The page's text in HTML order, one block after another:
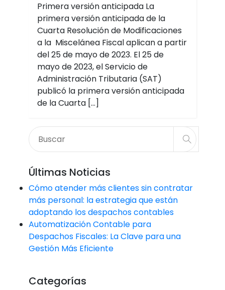
Primera versión anticipada La
primera versión anticipada de la
Cuarta Resolución de Modificaciones
a la Miscelánea Fiscal aplican a partir
del 25 de mayo de 2023. El 25 de
mayo de 2023, el Servicio de
Administración Tributaria (SAT)
publicó la primera versión anticipada
de la Cuarta […]
Últimas Noticias
Cómo atender más clientes sin contratar
más personal: la estrategia que están
adoptando los despachos contables
Automatización Contable para
Despachos Fiscales: La Clave para una
Gestión Más Eficiente
Categorías